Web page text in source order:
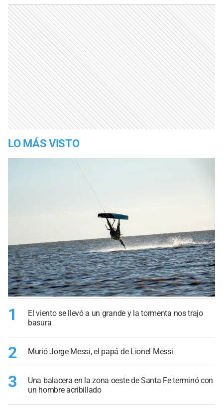
LO MÁS VISTO
1
El viento se llevó a un grande y la tormenta nos trajo
basura
2 Murió Jorge Messi, el papá de Lionel Messi
3
Una balacera en la zona oeste de Santa Fe terminó con
un hombre acribillado